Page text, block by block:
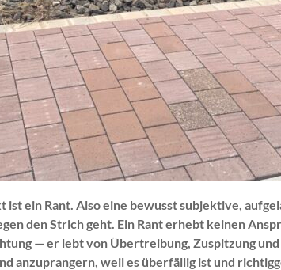
ist ein Rant. Also eine bewusst subjektive,
den Strich geht. Ein Rant erhebt keinen
— er lebt von Übertreibung, Zuspitzung
anzuprangern, weil es überfällig ist und